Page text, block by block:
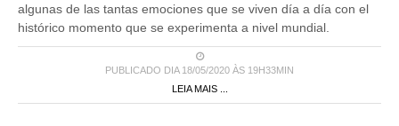
histórico momento que se experimenta a nivel mundial.
PUBLICADO DIA 18/05/2020 ÀS 19H33MIN
LEIA MAIS ...